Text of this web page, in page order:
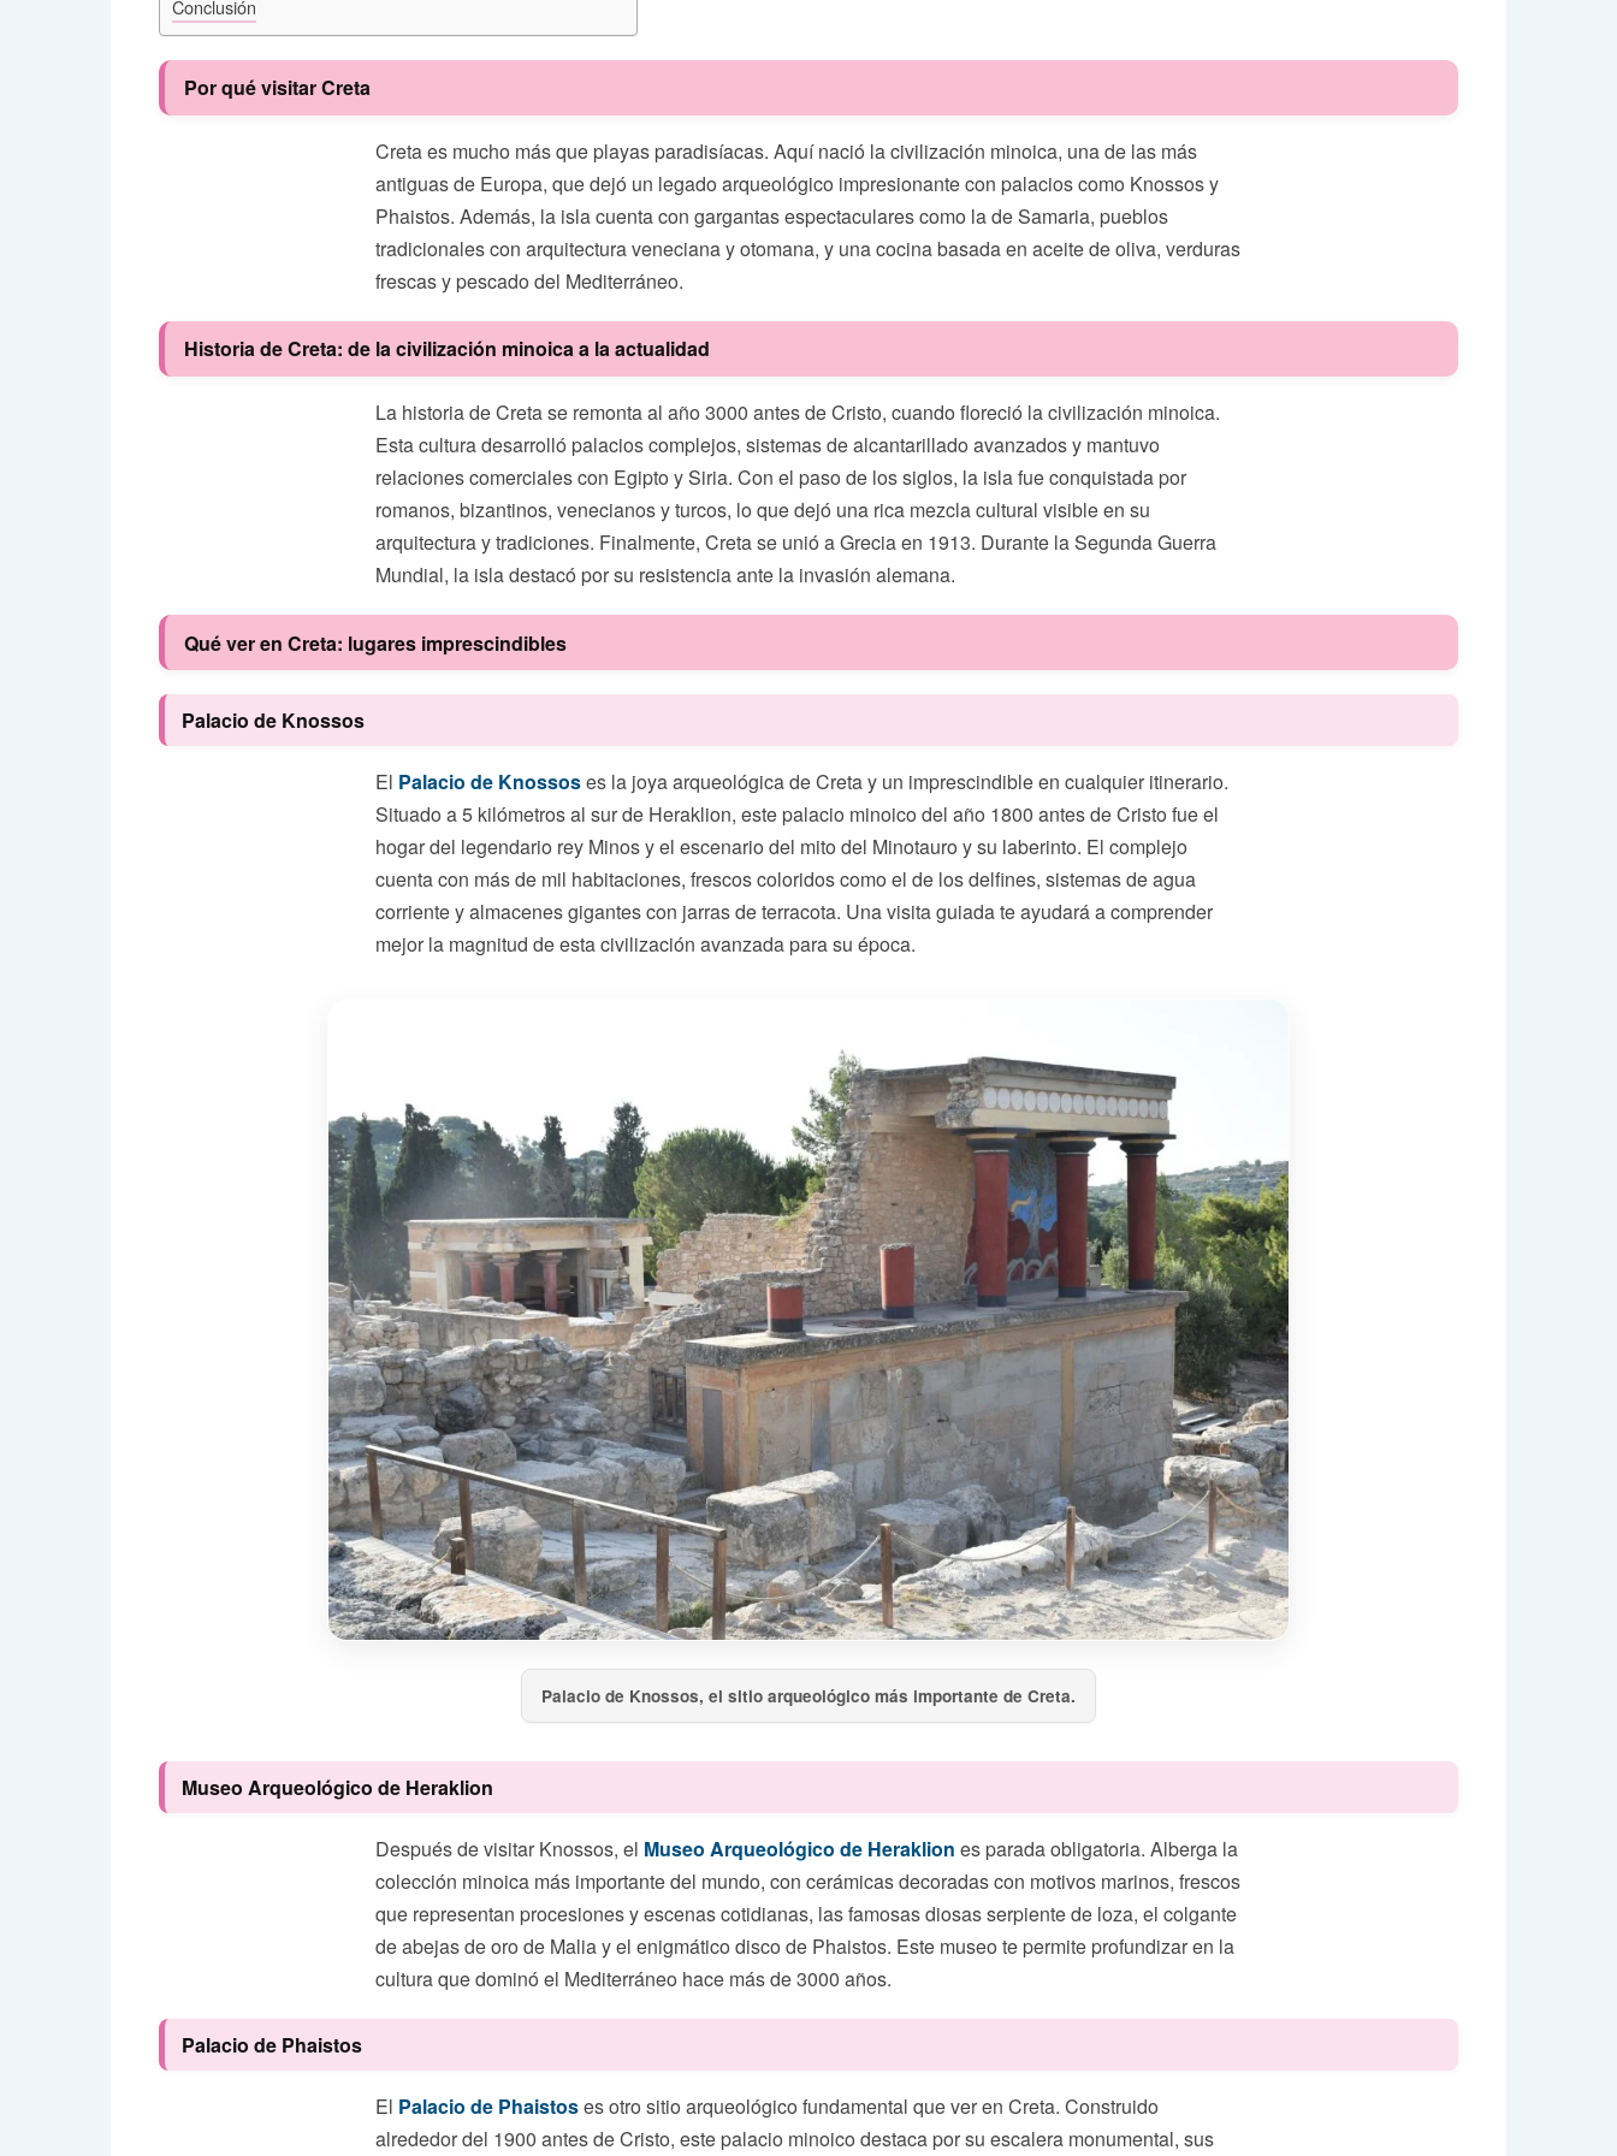
Conclusión
Por qué visitar Creta
Creta es mucho más que playas paradisíacas. Aquí nació la civilización minoica, una de las más
antiguas de Europa, que dejó un legado arqueológico impresionante con palacios como Knossos y
Phaistos. Además, la isla cuenta con gargantas espectaculares como la de Samaria, pueblos
tradicionales con arquitectura veneciana y otomana, y una cocina basada en aceite de oliva, verduras
frescas y pescado del Mediterráneo.
Historia de Creta: de la civilización minoica a la actualidad
La historia de Creta se remonta al año 3000 antes de Cristo, cuando floreció la civilización minoica.
Esta cultura desarrolló palacios complejos, sistemas de alcantarillado avanzados y mantuvo
relaciones comerciales con Egipto y Siria. Con el paso de los siglos, la isla fue conquistada por
romanos, bizantinos, venecianos y turcos, lo que dejó una rica mezcla cultural visible en su
arquitectura y tradiciones. Finalmente, Creta se unió a Grecia en 1913. Durante la Segunda Guerra
Mundial, la isla destacó por su resistencia ante la invasión alemana.
Qué ver en Creta: lugares imprescindibles
Palacio de Knossos
El Palacio de Knossoses la joya arqueológica de Creta y un imprescindible en cualquier itinerario.
Situado a 5 kilómetros al sur de Heraklion, este palacio minoico del año 1800 antes de Cristo fue el
hogar del legendario rey Minos y el escenario del mito del Minotauro y su laberinto. El complejo
cuenta con más de mil habitaciones, frescos coloridos como el de los delfines, sistemas de agua
corriente y almacenes gigantes con jarras de terracota. Una visita guiada te ayudará a comprender
mejor la magnitud de esta civilización avanzada para su época.
Palacio de Knossos, el sitio arqueológico más importante de Creta.
Museo Arqueológico de Heraklion
Después de visitar Knossos, el Museo Arqueológico de Heraklion es parada obligatoria. Alberga la
colección minoica más importante del mundo, con cerámicas decoradas con motivos marinos, frescos
que representan procesiones y escenas cotidianas, las famosas diosas serpiente de loza, el colgante
de abejas de oro de Malia y el enigmático disco de Phaistos. Este museo te permite profundizar en la
cultura que dominó el Mediterráneo hace más de 3000 años.
Palacio de Phaistos
El Palacio de Phaistoses otro sitio arqueológico fundamental que ver en Creta. Construido
alrededor del 1900 antes de Cristo, este palacio minoico destaca por su escalera monumental, sus